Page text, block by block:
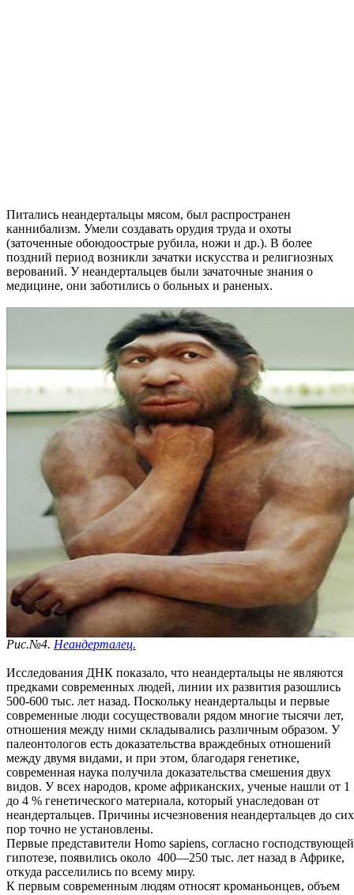
Питались неандертальцы мясом, был распространен
каннибализм. Умели создавать орудия труда и охоты
(заточенные обоюдоострые рубила, ножи и др.). В более
поздний период возникли зачатки искусства и религиозных
верований. У неандертальцев были зачаточные знания о
медицине, они заботились о больных и раненых.
Рис.№4. Неандерталец.
Исследования ДНК показало, что неандертальцы не являются
предками современных людей, линии их развития разошлись
500-600 тыс. лет назад. Поскольку неандертальцы и первые
современные люди сосуществовали рядом многие тысячи лет,
отношения между ними складывались различным образом. У
палеонтологов есть доказательства враждебных отношений
между двумя видами, и при этом, благодаря генетике,
современная наука получила доказательства смешения двух
видов. У всех народов, кроме африканских, ученые нашли от 1
до 4 % генетического материала, который унаследован от
неандертальцев. Причины исчезновения неандертальцев до сих
пор точно не установлены.
Первые представители Homo sapiens, согласно господствующей
гипотезе, появились около 400—250 тыс. лет назад в Африке,
откуда расселились по всему миру.
К первым современным людям относят кроманьонцев, объем